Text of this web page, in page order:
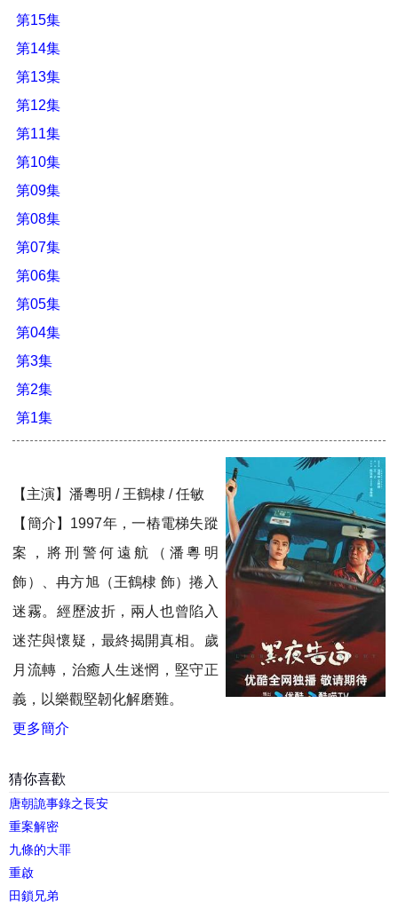
第15集
第14集
第13集
第12集
第11集
第10集
第09集
第08集
第07集
第06集
第05集
第04集
第3集
第2集
第1集
【主演】潘粵明 / 王鶴棣 / 任敏
【簡介】1997年，一樁電梯失蹤
案，將刑警何遠航（潘粵明
飾）、冉方旭（王鶴棣 飾）捲入
迷霧。經歷波折，兩人也曾陷入
迷茫與懷疑，最終揭開真相。歲
月流轉，治癒人生迷惘，堅守正
義，以樂觀堅韌化解磨難。
更多簡介
猜你喜歡
唐朝詭事錄之長安
重案解密
九條的大罪
重啟
田鎖兄弟